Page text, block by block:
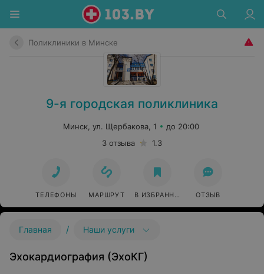
Поликлиники в Минске
9-я городская поликлиника
Минск, ул. Щербакова, 1
до 20:00
3 отзыва
1.3
ТЕЛЕФОНЫ МАРШРУТ В ИЗБРАННОЕ ОТЗЫВ
Главная / Наши услуги
Эхокардиография (ЭхоКГ)